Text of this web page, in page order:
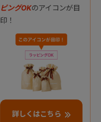
ピングOKのアイコンが目
印！
詳しくはこちら